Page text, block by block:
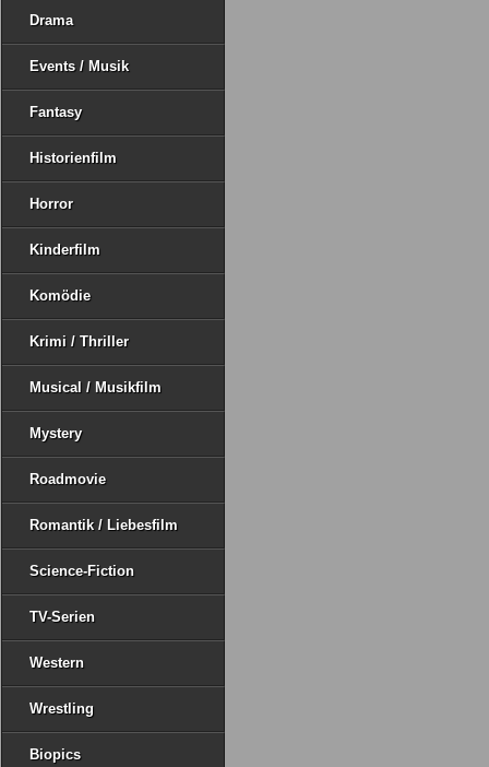
Drama
Events / Musik
Fantasy
Historienfilm
Horror
Kinderfilm
Komödie
Krimi / Thriller
Musical / Musikfilm
Mystery
Roadmovie
Romantik / Liebesfilm
Science-Fiction
TV-Serien
Western
Wrestling
Biopics